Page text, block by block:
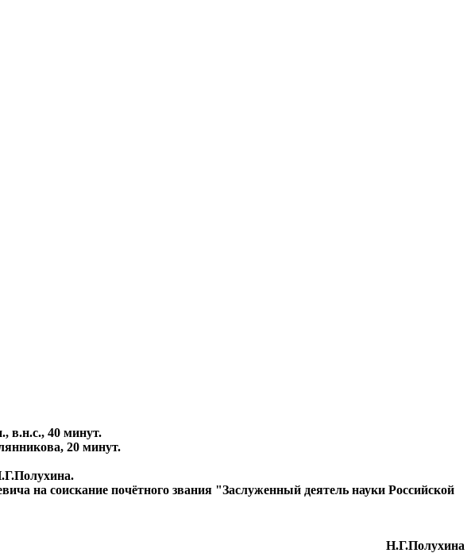
в.н.с., 40 минут.
20 минут.
на соискание почётного звания "Заслуженный деятель науки Российской
Н.Г.Полухина